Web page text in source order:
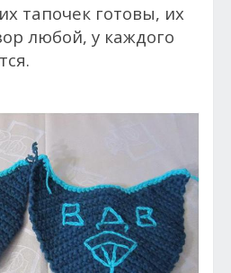
тапочек готовы, их
любой, у каждого